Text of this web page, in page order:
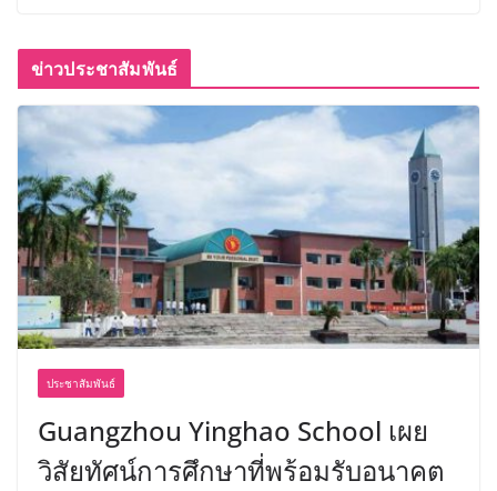
ข่าวประชาสัมพันธ์
ประชาสัมพันธ์
Guangzhou Yinghao School เผย
วิสัยทัศน์การศึกษาที่พร้อมรับอนาคต